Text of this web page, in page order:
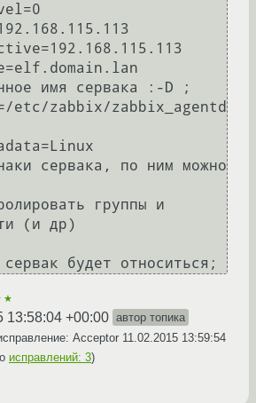
имя сервака :-D ;
etc/zabbix/zabbix_agentd
сервака, по ним можно
группы и
(и др)
13:58:04 +00:00 автор топика
Acceptor 11.02.2015 13:59:54
исправлений: 3)